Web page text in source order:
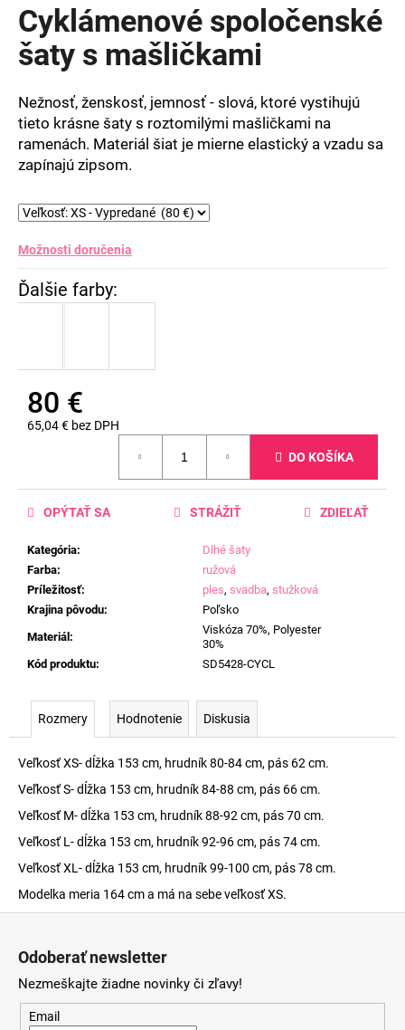
produktu
je
0,0
z
hviezdičiek.
Cyklámenové spoločenské
šaty s mašličkami
Nežnosť, ženskosť, jemnosť - slová, ktoré vystihujú
tieto krásne šaty s roztomilými mašličkami na
ramenách. Materiál šiat je mierne elastický a vzadu sa
zapínajú zipsom.
Možnosti doručenia
80 €
65,04 € bez DPH
DO KOŠÍKA
Kategória:
Dlhé šaty
Farba:
ružová
Príležitosť: ples, svadba, stužková
Krajina pôvodu:
Poľsko
Materiál :
Viskóza 70%, Polyester
30%
Kód produktu: SD5428-CYCL
OPÝTAŤ SA STRÁŽIŤ ZDIEĽAŤ
Rozmery Hodnotenie Diskusia
Veľkosť XS- dĺžka 153 cm, hrudník 80-84 cm, pás 62 cm.
Veľkosť S- dĺžka 153 cm, hrudník 84-88 cm, pás 66 cm.
Veľkosť M- dĺžka 153 cm, hrudník 88-92 cm, pás 70 cm.
Veľkosť L- dĺžka 153 cm, hrudník 92-96 cm, pás 74 cm.
Veľkosť XL- dĺžka 153 cm, hrudník 99-100 cm, pás 78 cm.
Modelka meria 164 cm a má na sebe veľkosť XS.
Odoberať newsletter
Nezmeškajte žiadne novinky či zľavy!
Email